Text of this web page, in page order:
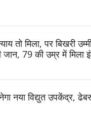
न्याय तो मिला, पर
जान, 79 की उम्र में मिला
नया विद्युत उपकेंद्र,